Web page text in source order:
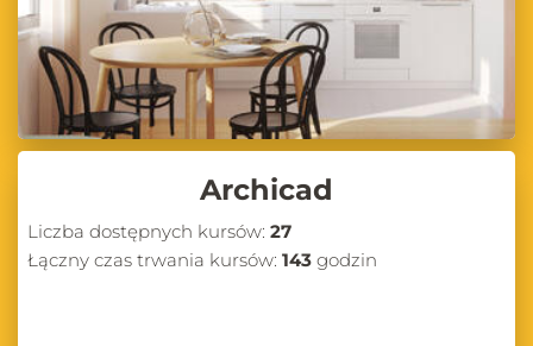
Archicad
Liczba dostępnych kursów: 27
Łączny czas trwania kursów: 143 godzin